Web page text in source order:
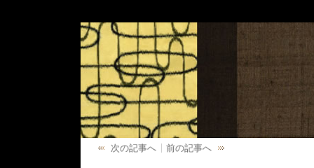
次の記事へ 前の記事へ